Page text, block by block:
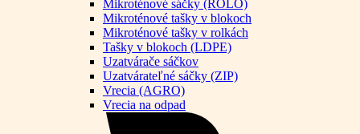
Mikroténové sáčky (ROLO)
Mikroténové tašky v blokoch
Mikroténové tašky v rolkách
Tašky v blokoch (LDPE)
Uzatvárače sáčkov
Uzatvárateľné sáčky (ZIP)
Vrecia (AGRO)
Vrecia na odpad